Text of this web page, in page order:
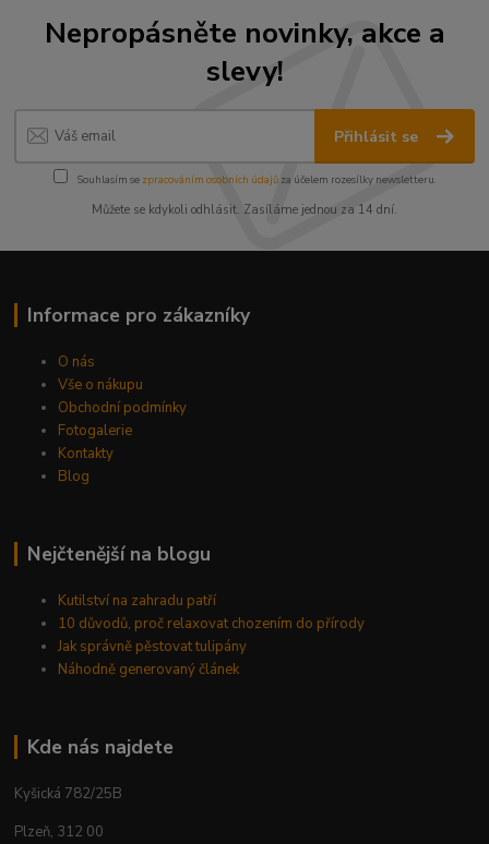
Nepropásněte novinky, akce a
slevy!
Přihlásit se
Souhlasím se zpracováním osobních údajůza účelem rozesílky newsletteru.
Můžete se kdykoli odhlásit. Zasíláme jednou za 14 dní.
Informace pro zákazníky
O nás
Vše o nákupu
Obchodní podmínky
Fotogalerie
Kontakty
Blog
Nejčtenější na blogu
Kutilství na zahradu patří
10 důvodů, proč relaxovat chozením do přírody
Jak správně pěstovat tulipány
Náhodně generovaný článek
Kde nás najdete
Kyšická 782/25B
Plzeň, 312 00